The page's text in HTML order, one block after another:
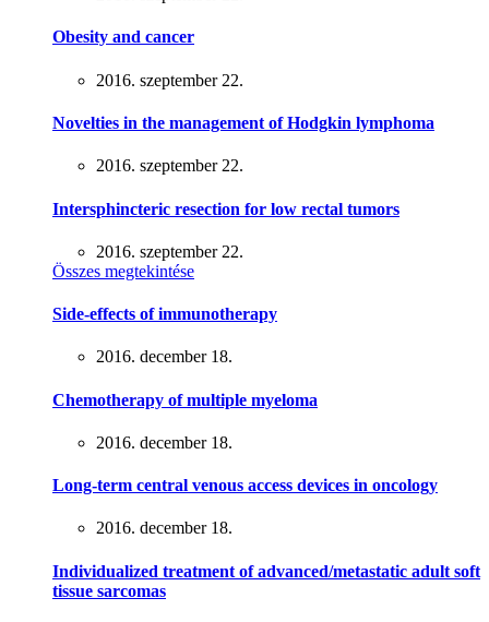
Obesity and cancer
2016. szeptember 22.
Novelties in the management of Hodgkin lymphoma
2016. szeptember 22.
Intersphincteric resection for low rectal tumors
2016. szeptember 22.
Összes megtekintése
Side-effects of immunotherapy
2016. december 18.
Chemotherapy of multiple myeloma
2016. december 18.
Long-term central venous access devices in oncology
2016. december 18.
Individualized treatment of advanced/metastatic adult soft
tissue sarcomas